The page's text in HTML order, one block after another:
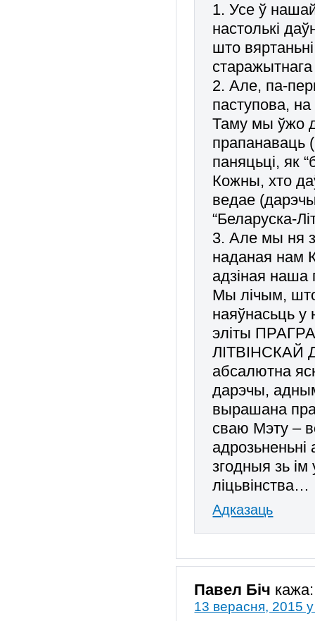
1. Усе ў
настолькі
што
2. Але, па-
паступова,
Таму мы ўжо
прапанаваць
паняцьці, як
Кожны, хто
ведае
“Беларуска-
3. Але мы ня
наданая нам
адзіная наша
Мы лічым,
наяўнасьць у
эліты
ЛІТВІНСКАЙ
абсалютна
дарэчы,
вырашана
сваю Мэту –
згодныя зь
ліцьвінства…
Адказаць
Павел Біч кажа:
13 верасня, 2015